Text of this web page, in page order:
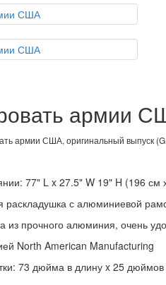
армии
армии США, оригинальный выпуск
77" L x 27.5" W 19" H (196 см
с алюминиевой
из прочного алюминия, очень
North American Manufacturing
73 дюйма в длину x 25